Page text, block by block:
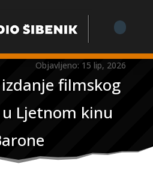
Objavljeno: 15 lip, 2026
filmskog
Ljetnom kinu